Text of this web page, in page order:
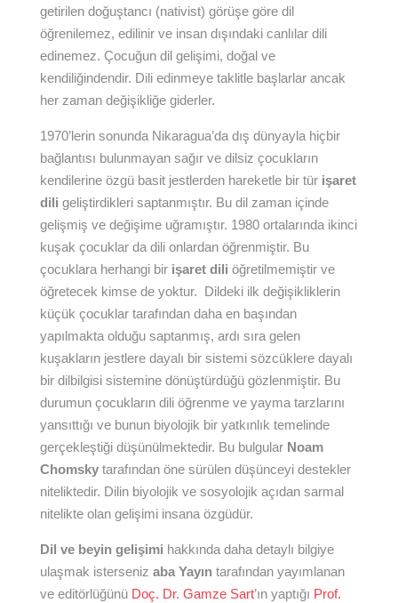
getirilen doğuştancı (nativist) görüşe göre dil
öğrenilemez, edilinir ve insan dışındaki canlılar dili
edinemez. Çocuğun dil gelişimi, doğal ve
kendiliğindendir. Dili edinmeye taklitle başlarlar ancak
her zaman değişikliğe giderler.
1970’lerin sonunda Nikaragua’da dış dünyayla hiçbir
bağlantısı bulunmayan sağır ve dilsiz çocukların
kendilerine özgü basit jestlerden hareketle bir tür işaret
dili geliştirdikleri saptanmıştır. Bu dil zaman içinde
gelişmiş ve değişime uğramıştır. 1980 ortalarında ikinci
kuşak çocuklar da dili onlardan öğrenmiştir. Bu
çocuklara herhangi bir işaret dili öğretilmemiştir ve
öğretecek kimse de yoktur. Dildeki ilk değişikliklerin
küçük çocuklar tarafından daha en başından
yapılmakta olduğu saptanmış, ardı sıra gelen
kuşakların jestlere dayalı bir sistemi sözcüklere dayalı
bir dilbilgisi sistemine dönüştürdüğü gözlenmiştir. Bu
durumun çocukların dili öğrenme ve yayma tarzlarını
yansıttığı ve bunun biyolojik bir yatkınlık temelinde
gerçekleştiği düşünülmektedir. Bu bulgular Noam
Chomskytarafından öne sürülen düşünceyi destekler
niteliktedir. Dilin biyolojik ve sosyolojik açıdan sarmal
nitelikte olan gelişimi insana özgüdür.
Dil ve beyin gelişimi hakkında daha detaylı bilgiye
ulaşmak isterseniz aba Yayıntarafından yayımlanan
ve editörlüğünü Doç. Dr. Gamze Sart’ın yaptığı Prof.